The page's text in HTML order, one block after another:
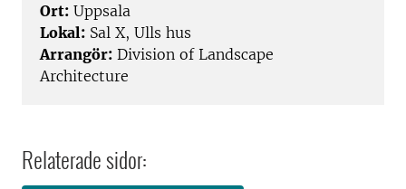
Ort: Uppsala
Lokal: Sal X, Ulls hus
Arrangör: Division of Landscape
Architecture
Relaterade sidor: